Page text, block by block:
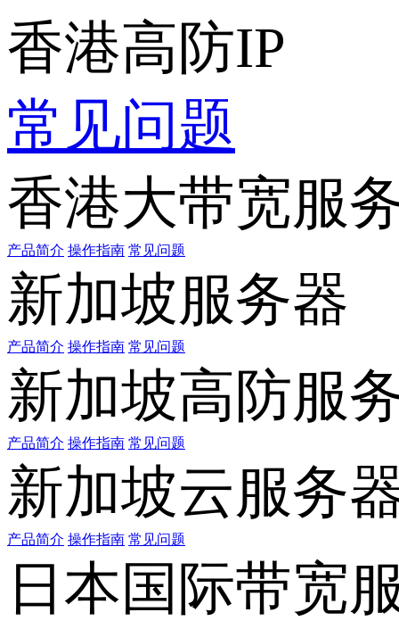
香港高防IP
常见问题
香港大带宽服
产品简介 操作指南 常见问题
新加坡服务器
产品简介 操作指南 常见问题
新加坡高防服
产品简介 操作指南 常见问题
新加坡云服务
产品简介 操作指南 常见问题
日本国际带宽